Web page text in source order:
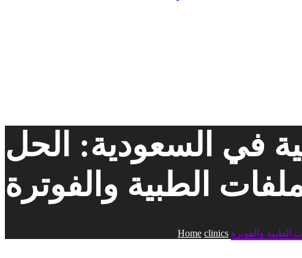
في السعودية: الحل
الطبية والفوترة
Home clinics الطبية والفوترة